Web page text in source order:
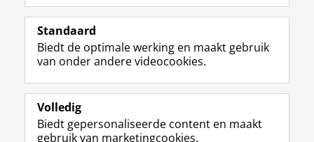
Volg de RUG
F
a
e
b
o
p
a
L
i
k
e
I
-
p
R
S
-
f
e
R
I
n
t
r
m
Y
o
T
e
k
Studiekiezers
Alumni
Over ons
Standaard
Biedt de optimale werking en maakt gebruik
van onder andere videocookies.
Volledig
Biedt gepersonaliseerde content en maakt
gebruik van marketingcookies.